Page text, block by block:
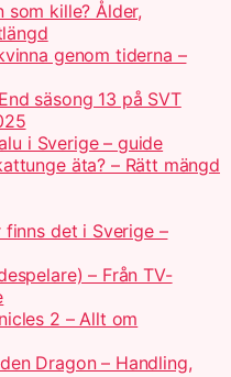
som kille? Ålder,
genom tiderna –
säsong 13 på SVT
i Sverige – guide
äta? – Rätt mängd
det i Sverige –
– Från TV-
2 – Allt om
Dragon – Handling,